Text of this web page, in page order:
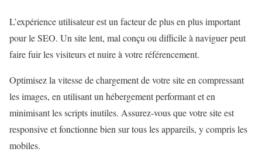
L’expérience utilisateur est un facteur de plus en plus important
pour le SEO. Un site lent, mal conçu ou difficile à naviguer peut
faire fuir les visiteurs et nuire à votre référencement.
Optimisez la vitesse de chargement de votre site en compressant
les images, en utilisant un hébergement performant et en
minimisant les scripts inutiles. Assurez-vous que votre site est
responsive et fonctionne bien sur tous les appareils, y compris les
mobiles.